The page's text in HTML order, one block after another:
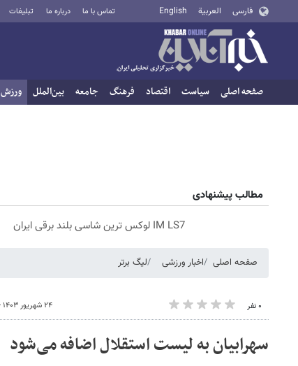
فارسی العربية English تماس با ما درباره ما تبلیغات
صفحه اصلی سیاست اقتصاد فرهنگ جامعه بین‌الملل ورزش
مطالب پیشنهادی
IM LS7 لوکس ترین شاسی بلند برقی ایران
صفحه اصلی اخبار ورزشی لیگ برتر
۰ نفر ۲۴ شهریور ۱۴۰۳ - ۲۱:۰۷
سهرابیان به لیست استقلال اضافه می‌شود